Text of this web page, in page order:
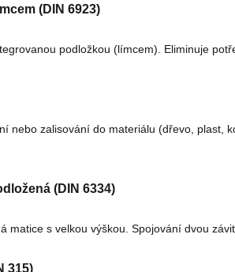
(DIN 6923)
podložkou (límcem). Eliminuje
nebo zalisování do materiálu (dřevo, plast,
(DIN 6334)
matice s velkou výškou. Spojování dvou
315)